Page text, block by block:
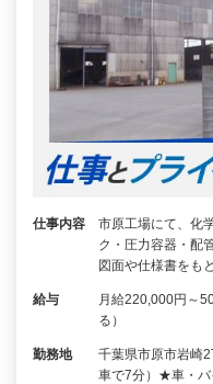
仕事内容
市原工場にて、化
ク・圧力容器・配
図面や仕様書をも
給与
月給220,000円～
る）
勤務地
千葉県市原市岩崎
車で7分）★車・バ